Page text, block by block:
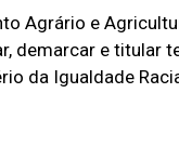
Agrário e
demarcar e titular
da Igualdade